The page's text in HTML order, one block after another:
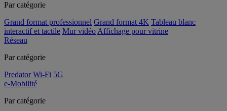
Par catégorie
Grand format professionnel Grand format 4K Tableau blanc
interactif et tactile Mur vidéo Affichage pour vitrine
Réseau
Par catégorie
Predator Wi-Fi 5G
e-Mobilité
Par catégorie